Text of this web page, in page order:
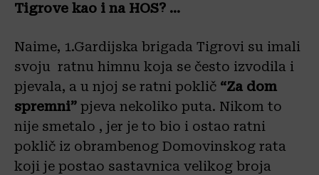
Tigrove kao i na HOS? …
Naime, 1.Gardijska brigada Tigrovi su imali
svoju ratnu himnu koja se često izvodila i
pjevala, a u njoj se ratni poklič “Za dom
spremni” pjeva nekoliko puta. Nikom to
nije smetalo , jer je to bio i ostao ratni
poklič iz obrambenog Domovinskog rata
koji je postao sastavnica velikog broja